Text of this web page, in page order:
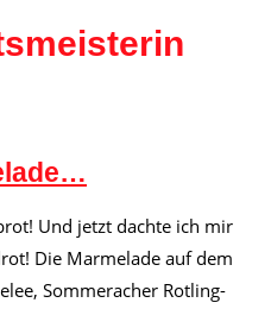
Und jetzt dachte ich mir
Die Marmelade auf dem
Sommeracher Rotling-